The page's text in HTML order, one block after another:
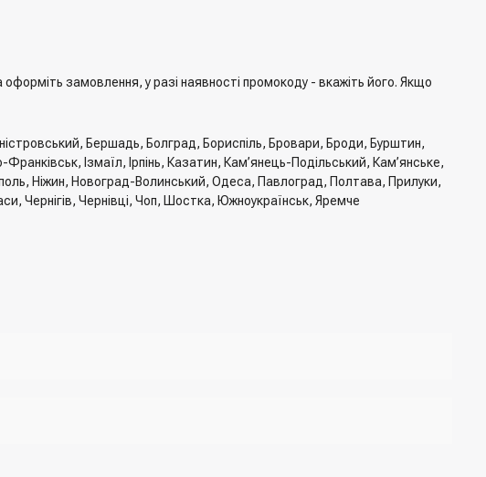
замовлення, у разі наявності промокоду - вкажіть його. Якщо
Бершадь, Болград, Бориспіль, Бровари, Броди, Бурштин,
Ізмаїл, Ірпінь, Казатин, Кам’янець-Подільський, Кам’янське,
Ніжин, Новоград-Волинський, Одеса, Павлоград, Полтава, Прилуки,
Чернігів, Чернівці, Чоп, Шостка, Южноукраїнськ, Яремче